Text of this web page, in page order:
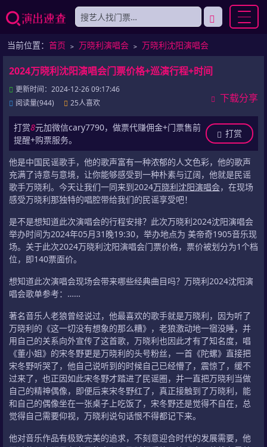
当前位置： 首页 ﹥ 万晓利演唱会 ﹥ 万晓利沈阳演唱会
2024万晓利沈阳演唱会门票价格+巡演行程+时间
更新时间：2024-12-26 09:17:46
阅读量(944)
25人喜欢 下载分享
打赏8元加微信cary7790，做票代赚佣金+门票售前
提醒+购票服务。
打赏
他是中国民谣歌手，他的歌声富有一种浓郁的人文色彩，他的歌声
充满了诗意与意境，让你能够感受到一种朴素与辽阔，他就是民谣
歌手万晓利。今天让我们一同来到2024万晓利沈阳演唱会，在现场
感受万晓利那独特的唱腔带给我们的民谣享受吧！
是不是想知道此次演唱会的行程安排？此次万晓利2024沈阳演唱会
举办时间为2024年05月31晚19:30，举办地点为 美帝奇1905音乐现
场。关于此次2024万晓利沈阳演唱会门票价格，票价被划分为1个档
位，即140票面价。
想知道此次演唱会现场会带来哪些经典曲目吗？万晓利2024沈阳演
唱会歌单参考：……
著名音乐人老狼曾经说过，他最喜欢的歌手就是万晓利，因为听了
万晓利的《这一切没有想象的那么糟》，老狼激动地一宿没睡，并
用自己的关系向外宣传了这首歌，万晓利也因此才有了知名度，唱
《董小姐》的宋冬野更是万晓利的头号粉丝，一首《陀螺》直接把
宋冬野听哭了，他自己说听到的时候自己已经懵了，震惊了，缓不
过来了，也正因如此宋冬野才踏进了民谣圈，并一直把万晓利当做
自己的精神偶像，即便后来宋冬野红了，真正接触到了万晓利，能
和自己的偶像坐在一张桌子上吃饭了，宋冬野还是觉得不自在，总
觉得自己需要仰视，万晓利说句话恨不得都记下来。
他对音乐作品有极致完美的追求，不刻意迎合时代的发展需要，他